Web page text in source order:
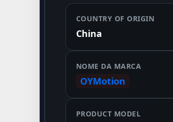
COUNTRY OF ORIGIN
China
NOME DA MARCA
OYMotion
PRODUCT MODEL